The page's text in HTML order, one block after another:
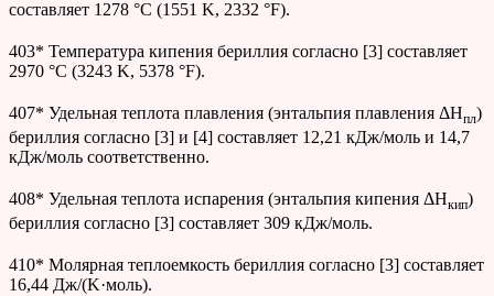
составляет 1278 °C (1551 K, 2332 °F).
403* Температура кипения бериллия согласно [3] составляет
2970 °C (3243 K, 5378 °F).
407* Удельная теплота плавления (энтальпия плавления ΔHпл)
бериллия согласно [3] и [4] составляет 12,21 кДж/моль и 14,7
кДж/моль соответственно.
408* Удельная теплота испарения (энтальпия кипения ΔHкип)
бериллия согласно [3] составляет 309 кДж/моль.
410* Молярная теплоемкость бериллия согласно [3] составляет
16,44 Дж/(K·моль).